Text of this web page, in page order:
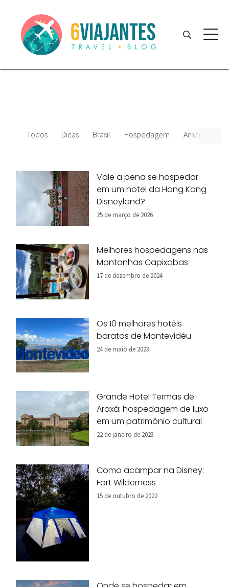
Todos Dicas Brasil Hospedagem América do
Vale a pena se hospedar
em um hotel da Hong Kong
Disneyland?
25 de março de 2026
Melhores hospedagens nas
Montanhas Capixabas
17 de dezembro de 2024
Os 10 melhores hotéis
baratos de Montevidéu
24 de maio de 2023
Grande Hotel Termas de
Araxá: hospedagem de luxo
em um patrimônio cultural
22 de janeiro de 2023
Como acampar na Disney:
Fort Wilderness
15 de outubro de 2022